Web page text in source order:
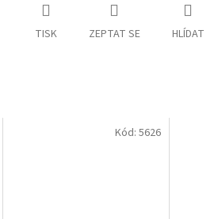
TISK ZEPTAT SE HLÍDAT
Kód:5626